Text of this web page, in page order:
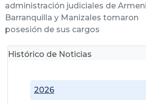
administración judiciales de
Barranquilla y Manizales tomaron
posesión de sus cargos
Histórico de Noticias
2026